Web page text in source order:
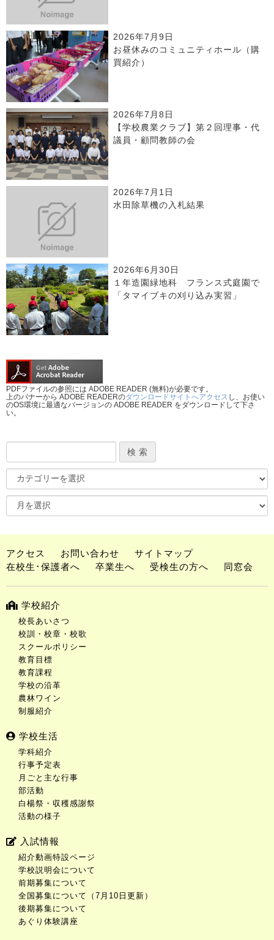
2026年7月9日
お昼休みのコミュニティホール（購
買紹介）
2026年7月8日
【学校農業クラブ】第２回理事・代
議員・顧問教師の会
2026年7月1日
水田除草機の入札結果
2026年6月30日
１年造園緑地科 フランス式庭園で
「タマイブキの刈り込み実習」
PDFファイルの参照には ADOBE READER (無料)が必要です。
上のバナーから ADOBE READERのダウンロードサイトへアクセス し、お使い
のOS環境に最適なバージョンの ADOBE READER をダウンロードして下さ
い。
アクセス お問い合わせ
サイトマップ
在校生･保護者へ
卒業生へ 受検生の方へ 同窓会
学校紹介
校長あいさつ
校訓・校章・校歌
スクールポリシー
教育目標
教育課程
学校の沿革
農林ワイン
制服紹介
学校生活
学科紹介
行事予定表
月ごと主な行事
部活動
白楊祭・収穫感謝祭
活動の様子
入試情報
紹介動画特設ページ
学校説明会について
前期募集について
全国募集について（7月10日更新）
後期募集について
あぐり体験講座